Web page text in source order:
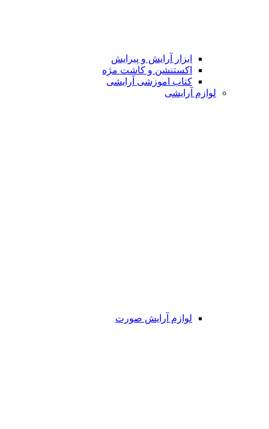
ابزار آرایش و پیرایش
اکستنشن و کاشت مژه
کتاب اموزشی آرایشی
لوازم آرایشی
لوازم آرایش صورت